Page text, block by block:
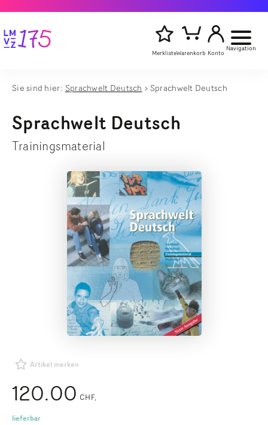
MerklisteWarenkorb Konto
Navigation
Sie sind hier: Sprachwelt Deutsch Sprachwelt Deutsch
Sprachwelt Deutsch
Trainingsmaterial
Artikel merken
CHF
120.00
lieferbar
oder
Stichwort
eingeben